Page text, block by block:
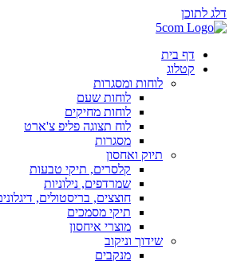
דלג לתוכן
דף בית
קטלוג
לוחות ומסגרות
לוחות שעם
לוחות מחיקים
לוח תצוגה פליפ צ'ארט
מסגרות
תיוק ואחסון
קלסרים, תיקי טבעות
שמרדפים, נילוניות
חוצצים, בריסטולים,
תיקי מסמכים
מוצרי איחסון
שידוך וניקוב
מנקבים